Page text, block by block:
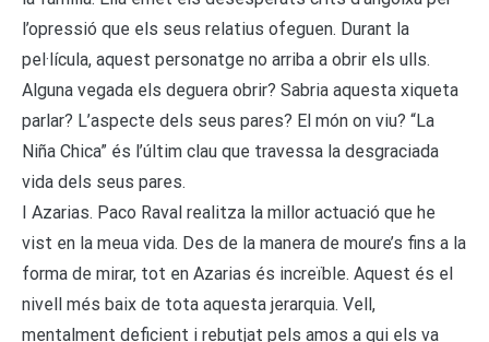
l’opressió que els seus relatius ofeguen. Durant la
pel·lícula, aquest personatge no arriba a obrir els ulls.
Alguna vegada els deguera obrir? Sabria aquesta xiqueta
parlar? L’aspecte dels seus pares? El món on viu? “La
Niña Chica” és l’últim clau que travessa la desgraciada
vida dels seus pares.
I Azarias. Paco Raval realitza la millor actuació que he
vist en la meua vida. Des de la manera de moure’s fins a la
forma de mirar, tot en Azarias és increïble. Aquest és el
nivell més baix de tota aquesta jerarquia. Vell,
mentalment deficient i rebutjat pels amos a qui els va